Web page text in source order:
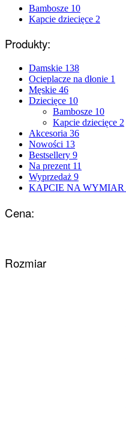
Bambosze 10
Kapcie dziecięce 2
Produkty:
Damskie 138
Ocieplacze na dłonie 1
Męskie 46
Dziecięce 10
Bambosze 10
Kapcie dziecięce 2
Akcesoria 36
Nowości 13
Bestsellery 9
Na prezent 11
Wyprzedaż 9
KAPCIE NA WYMIAR
Cena:
Rozmiar